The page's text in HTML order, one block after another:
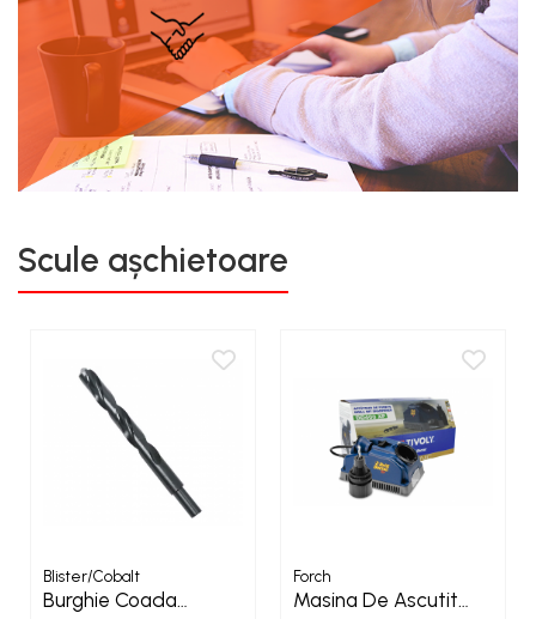
Scule așchietoare
Blister/Cobalt
Burghie Coada
Forch
Masina De Ascutit